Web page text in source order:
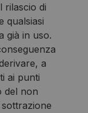
rilascio di
qualsiasi
già in uso.
a
ai punti
del non